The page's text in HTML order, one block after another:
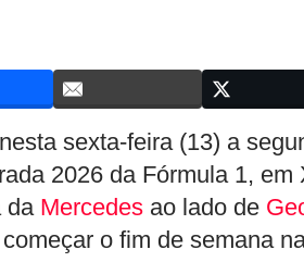
sexta-feira (13) a
2026 da Fórmula 1,
da Mercedes ao lado de
o fim de semana